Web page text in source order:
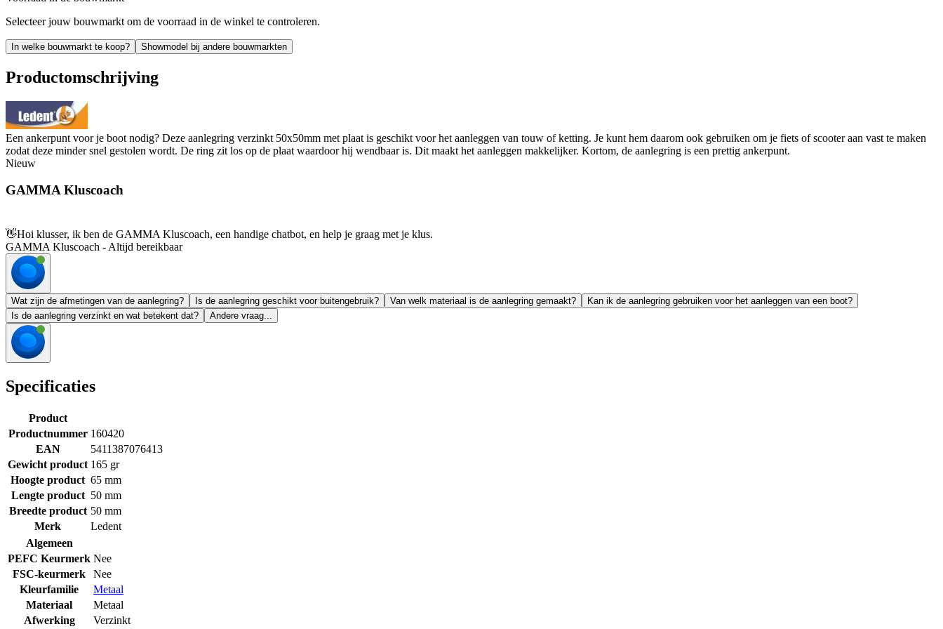
Selecteer jouw bouwmarkt om de voorraad in de winkel te controleren.
In welke bouwmarkt te koop? Showmodel bij andere bouwmarkten
Productomschrijving
Een ankerpunt voor je boot nodig? Deze aanlegring verzinkt 50x50mm met plaat is geschikt voor het aanleggen van touw of ketting. Je kunt hem daarom ook gebruiken om je fiets of scooter aan vast te maken
zodat deze minder snel gestolen wordt. De ring zit los op de plaat waardoor hij wendbaar is. Dit maakt het aanleggen makkelijker. Kortom, de aanlegring is een prettig ankerpunt.
Nieuw
GAMMA Kluscoach
👋Hoi klusser, ik ben de GAMMA Kluscoach, een handige chatbot, en help je graag met je klus.
GAMMA Kluscoach - Altijd bereikbaar
Wat zijn de afmetingen van de aanlegring? Is de aanlegring geschikt voor buitengebruik? Van welk materiaal is de aanlegring gemaakt?
Kan ik de aanlegring gebruiken voor het aanleggen van een boot?
Is de aanlegring verzinkt en wat betekent dat?
Andere vraag...
Specificaties
Product
Productnummer 160420
EAN
5411387076413
Gewicht product 165 gr
Hoogte product 65 mm
Lengte product 50 mm
Breedte product 50 mm
Merk
Ledent
Algemeen
PEFC Keurmerk Nee
FSC-keurmerk
Nee
Kleurfamilie
Metaal
Materiaal
Metaal
Afwerking
Verzinkt